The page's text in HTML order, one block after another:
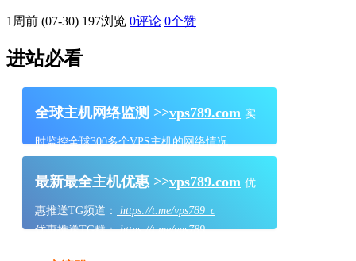
1周前 (07-30) 197浏览 0评论 0个赞
进站必看
全球主机网络监测 >>vps789.com 实
时监控全球300多个VPS主机的网络情况
最新最全主机优惠 >>vps789.com 优
惠推送TG频道：
https://t.me/vps789_c
优惠推送TG群：https://t.me/vps789